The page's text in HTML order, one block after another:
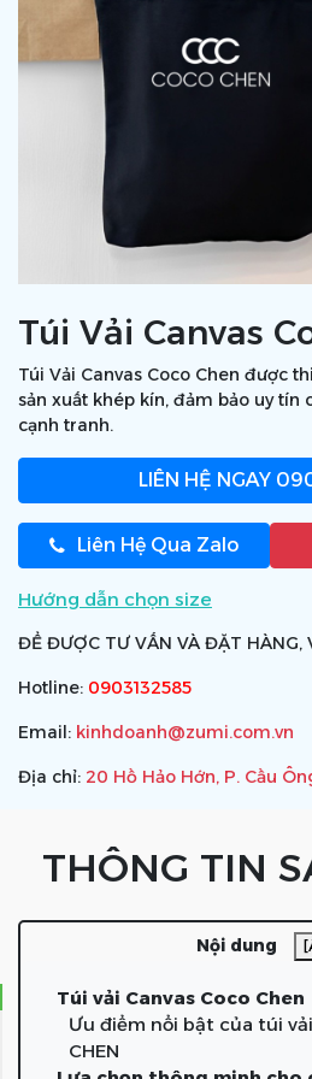
Túi Vải Canvas
Túi Vải Canvas Coco Chen được
sản xuất khép kín, đảm bảo uy tín
cạnh tranh.
LIÊN HỆ NGAY
Liên Hệ Qua Zalo
Hướng dẫn chọn size
ĐỂ ĐƯỢC TƯ VẤN VÀ ĐẶT HÀNG,
Hotline: 0903132585
Email: kinhdoanh@zumi.com.vn
Địa chỉ: 20 Hồ Hảo Hớn, P. Cầu
THÔNG TIN
Nội dung
Túi vải Canvas Coco Chen
Ưu điểm nổi bật của túi
CHEN